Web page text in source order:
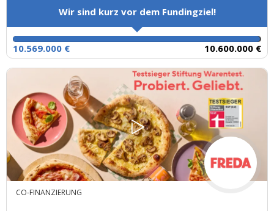
Wir sind kurz vor dem Fundingziel!
10.569.000 € 10.600.000 €
CO-FINANZIERUNG